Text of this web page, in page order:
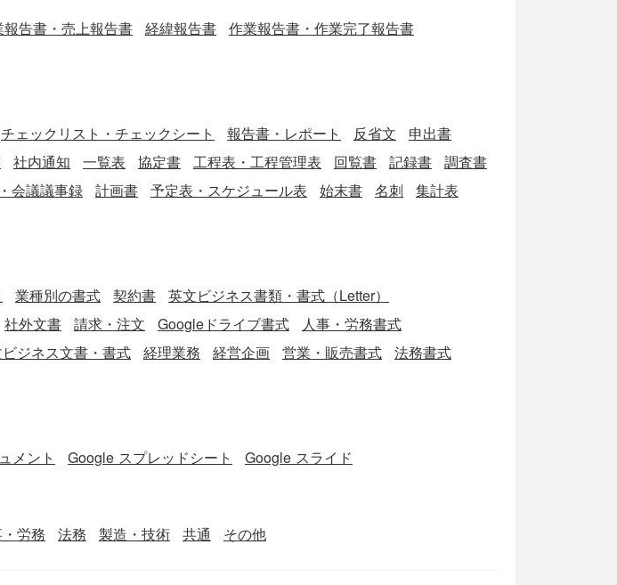
す。 ＜Excel形式で編集・共
化・掲示物としてもスムー
報告書・売上報告書 経緯報告書
作業報告書・作業完了報告書
チェックリスト・チェックシート 報告書・レポート 反省文
申出書
社内通知 一覧表 協定書 工程表・工程管理表 回覧書 記録書
調査書
会議議事録 計画書 予定表・スケジュール表 始末書 名刺
集計表
業種別の書式 契約書
英文ビジネス書類・書式（Letter）
社外文書 請求・注文 Googleドライブ書式
人事・労務書式
ジネス文書・書式 経理業務 経営企画 営業・販売書式
法務書式
メント Google スプレッドシート Google スライド
労務 法務 製造・技術 共通 その他